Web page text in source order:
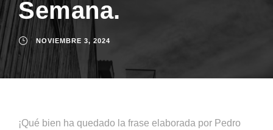
Semana.
NOVIEMBRE 3, 2024
¡Qué bien ha quedado la frase elaborada por Pedro